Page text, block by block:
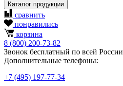
Каталог продукции
сравнить
понравились
корзина
8 (800) 200-73-82
Звонок бесплатный по всей России
Дополнительные телефоны:
+7 (495) 197-77-34